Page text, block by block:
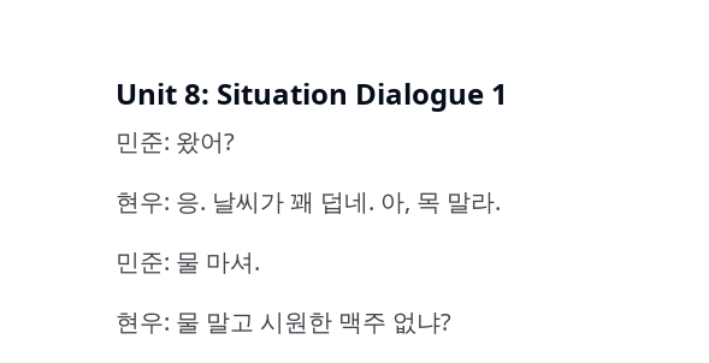
Unit 8: Situation Dialogue 1
민준: 왔어?
현우: 응. 날씨가 꽤 덥네. 아, 목 말라.
민준: 물 마셔.
현우: 물 말고 시원한 맥주 없냐?